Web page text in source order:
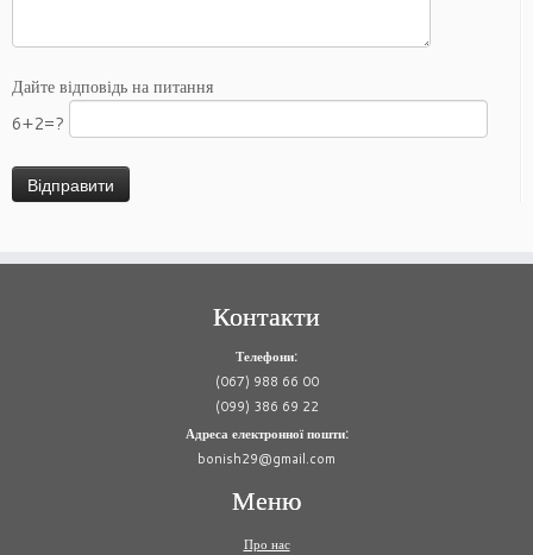
Дайте відповідь на питання
6+2=?
Контакти
Телефони:
(067) 988 66 00
(099) 386 69 22
Адреса електронної пошти:
bonish29@gmail.com
Меню
Про нас